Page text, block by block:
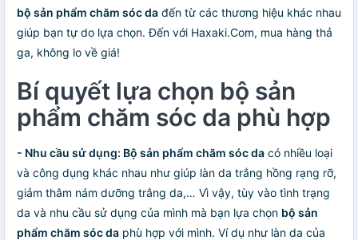
bộ sản phẩm chăm sóc da đến từ các thương hiệu khác nhau
giúp bạn tự do lựa chọn. Đến với Haxaki.Com, mua hàng thả
ga, không lo về giá!
Bí quyết lựa chọn bộ sản
phẩm chăm sóc da phù hợp
- Nhu cầu sử dụng: Bộ sản phẩm chăm sóc da có nhiều loại
và công dụng khác nhau như giúp làn da trắng hồng rạng rỡ,
giảm thâm nám dưỡng trắng da,… Vì vậy, tùy vào tình trạng
da và nhu cầu sử dụng của mình mà bạn lựa chọn bộ sản
phẩm chăm sóc da phù hợp với mình. Ví dụ như làn da của